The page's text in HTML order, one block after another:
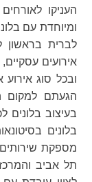
העניקו
ומיוחדת עם
לברית בראשון
אירועים עסקיים,
ובכל סוג
הגעתם למקום
בעיצוב בלונים
בלונים
מספקת שירותים
תל אביב והמרכז